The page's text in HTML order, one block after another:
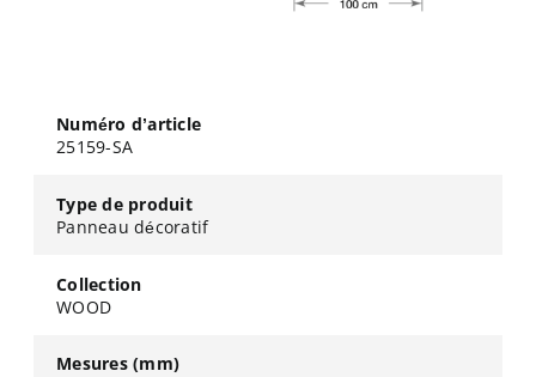
Numéro d’article
25159-SA
Type de produit
Panneau décoratif
Collection
WOOD
Mesures (mm)